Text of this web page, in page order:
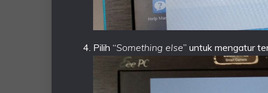
Pilih “Something else” untuk mengatur